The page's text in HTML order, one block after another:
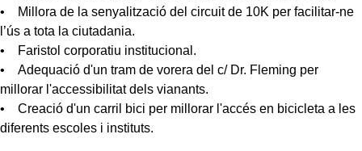
• Millora de la senyalització del circuit de 10K per facilitar-ne
l’ús a tota la ciutadania.
• Faristol corporatiu institucional.
• Adequació d'un tram de vorera del c/ Dr. Fleming per
millorar l'accessibilitat dels vianants.
• Creació d'un carril bici per millorar l'accés en bicicleta a les
diferents escoles i instituts.